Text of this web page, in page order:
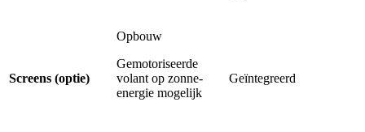
Screens (optie)
Opbouw
Gemotoriseerde
volant op zonne-
energie mogelijk
Geïntegreerd